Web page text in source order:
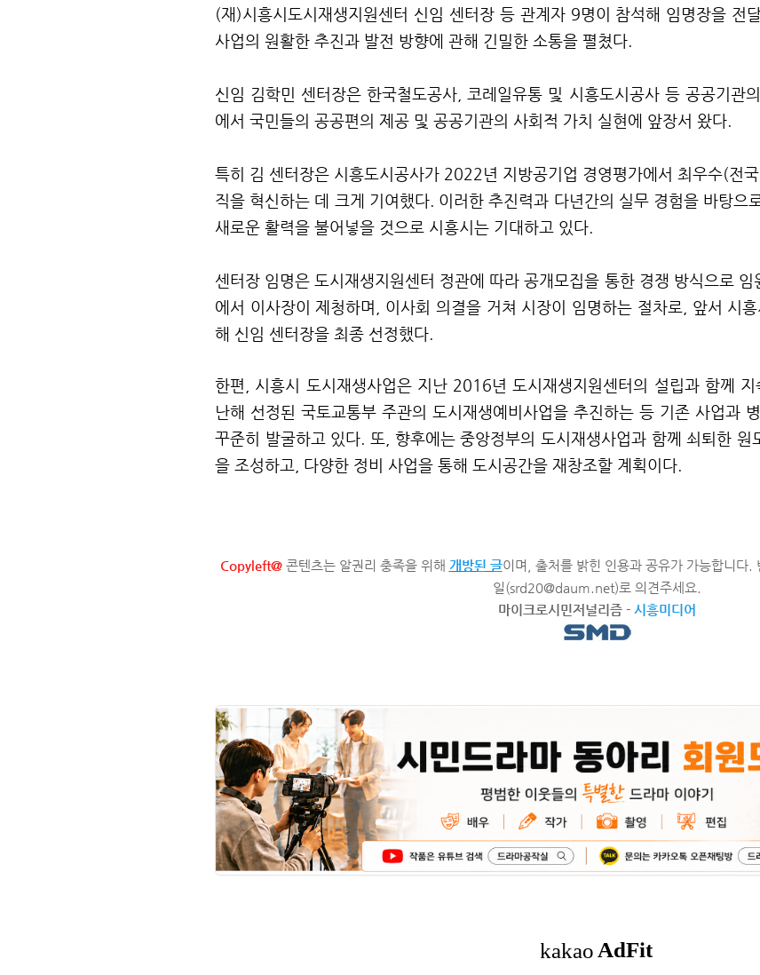
(재 )시흥시도시재생지원센터 신임 센터장 등 관계자 9명이 참석해 임명장을 전
사업의 원활한 추진과 발전 방향에 관해 긴밀한 소통을 펼쳤다.
신임 김학민 센터장은 한국철도공사 ,코레일유통 및 시흥도시공사 등 공공기관
에서 국민들의 공공편의 제공 및 공공기관의 사회적 가치 실현에 앞장서 왔다.
특히 김 센터장은 시흥도시공사가 2022 년 지방공기업 경영평가에서 최우수(전국
직을 혁신하는 데 크게 기여했다. 이러한 추진력과 다년간의 실무 경험을 바탕으
새로운 활력을 불어넣을 것으로 시흥시는 기대하고 있다.
센터장 임명은 도시재생지원센터 정관에 따라 공개모집을 통한 경쟁 방식으로
에서 이사장이 제청하며
이사회 의결을 거쳐 시장이 임명하는 절차로, 앞서 시
해 신임 센터장을 최종 선정했다.
한편 시흥시 도시재생사업은 지난 2016년 도시재생지원센터의 설립과 함께
난해 선정된 국토교통부 주관의 도시재생예비사업을 추진하는 등 기존 사업과
꾸준히 발굴하고 있다.또 향후에는 중앙정부의 도시재생사업과 함께 쇠퇴한 원
을 조성하고 다양한 정비 사업을 통해 도시공간을 재창조할 계획이다.
Copyleft@콘텐츠는 알권리 충족을 위해 개방된 글이며, 출처를 밝힌 인용과 공유가 가능합니다.
일(srd20@daum.net)로 의견주세요.
마이크로시민저널리즘- 시흥미디어